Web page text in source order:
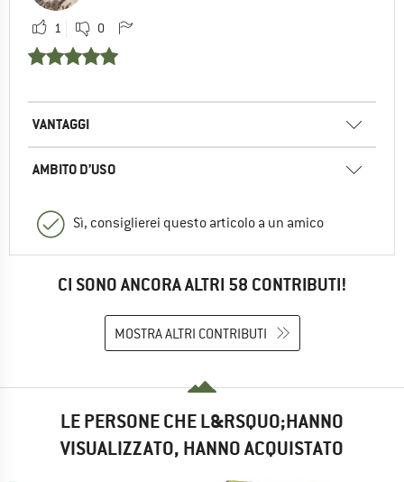
1 0
VANTAGGI
AMBITO D’USO
Sì, consiglierei questo articolo a un amico
CI SONO ANCORA ALTRI 58 CONTRIBUTI!
MOSTRA ALTRI CONTRIBUTI
LE PERSONE CHE L&RSQUO;HANNO
VISUALIZZATO, HANNO ACQUISTATO